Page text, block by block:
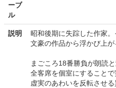
ーブ
ル
説明
昭和後期に失踪した作家。
文豪の作品から浮かび上
まごころ18番勝負が朗読
全客席を個室にすることで
虚実のあわいを反転させ